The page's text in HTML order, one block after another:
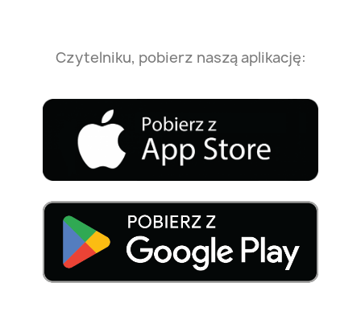
Czytelniku, pobierz naszą aplikację: